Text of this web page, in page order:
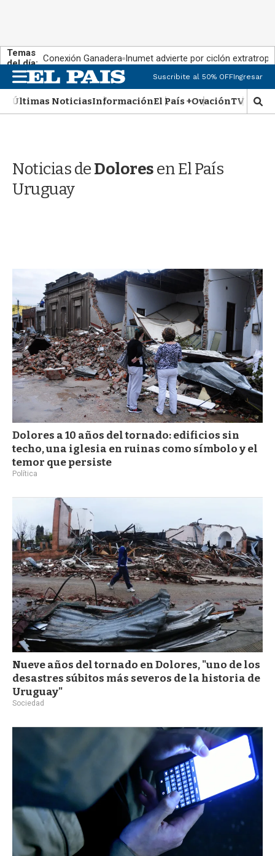
Temas
del día: Conexión Ganadera Inumet advierte por ciclón
M
e
n
u
Suscribite al 50% OFFIngresar
Últimas NoticiasInformaciónEl País +OvaciónTV Show
M
o
d
a
Noticias deDoloresen El País
Uruguay
Dolores a 10 años del tornado: edificios sin
techo, una iglesia en ruinas como símbolo y el
temor que persiste
Política
Nueve años del tornado en Dolores, "uno de los
desastres súbitos más severos de la historia de
Uruguay"
Sociedad